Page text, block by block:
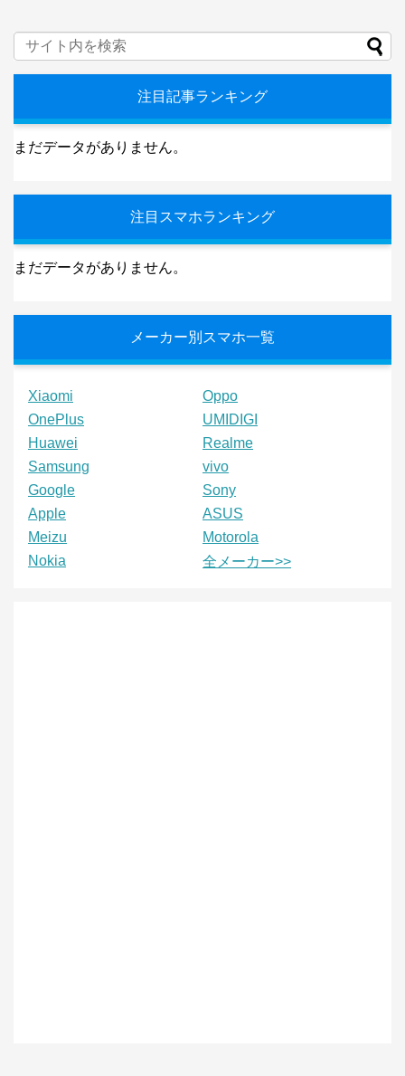
注目記事ランキング
まだデータがありません。
注目スマホランキング
まだデータがありません。
メーカー別スマホ一覧
Xiaomi
Oppo
OnePlus
UMIDIGI
Huawei
Realme
Samsung
vivo
Google
Sony
Apple
ASUS
Meizu
Motorola
Nokia
全メーカー>>